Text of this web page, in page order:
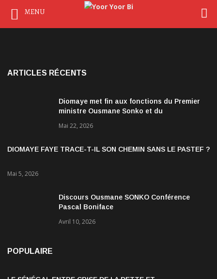
ARTICLES RÉCENTS
Diomaye met fin aux fonctions du Premier
ministre Ousmane Sonko et du
Mai 22, 2026
DIOMAYE FAYE TRACE-T-IL SON CHEMIN SANS LE PASTEF ?
Mai 5, 2026
Discours Ousmane SONKO Conférence
Pascal Boniface
Avril 10, 2026
POPULAIRE
MENU